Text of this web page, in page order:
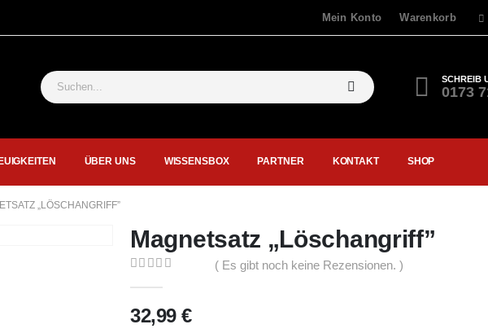
Mein Konto Warenkorb
SCHREIB
0173
ÜBER UNS WISSENSBOX PARTNER KONTAKT SHOP
„LÖSCHANGRIFF”
Magnetsatz „Löschangriff”
( Es gibt noch keine Rezensionen. )
32,99€